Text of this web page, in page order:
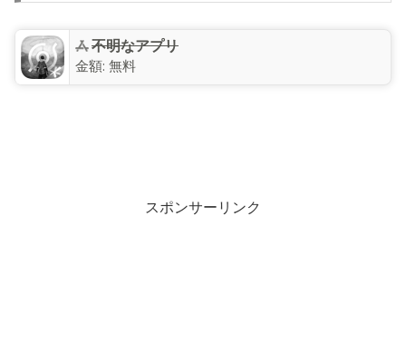
不明なアプリ
金額: 無料
スポンサーリンク